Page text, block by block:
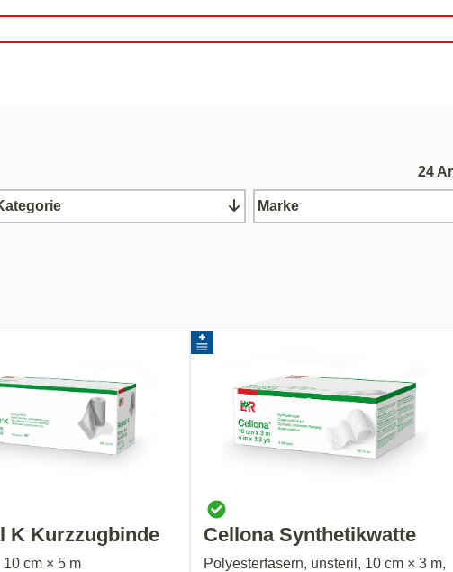
24
Marke
K Kurzzugbinde
cm × 5 m
Cellona Synthetikwatte
Polyesterfasern, unsteril, 10 cm × 3 m,